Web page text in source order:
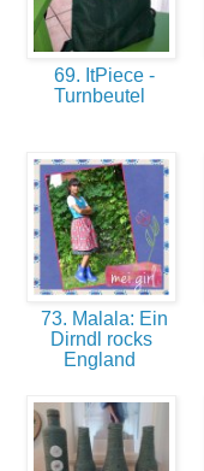
69. ItPiece -
Turnbeutel
73. Malala: Ein
Dirndl rocks
England